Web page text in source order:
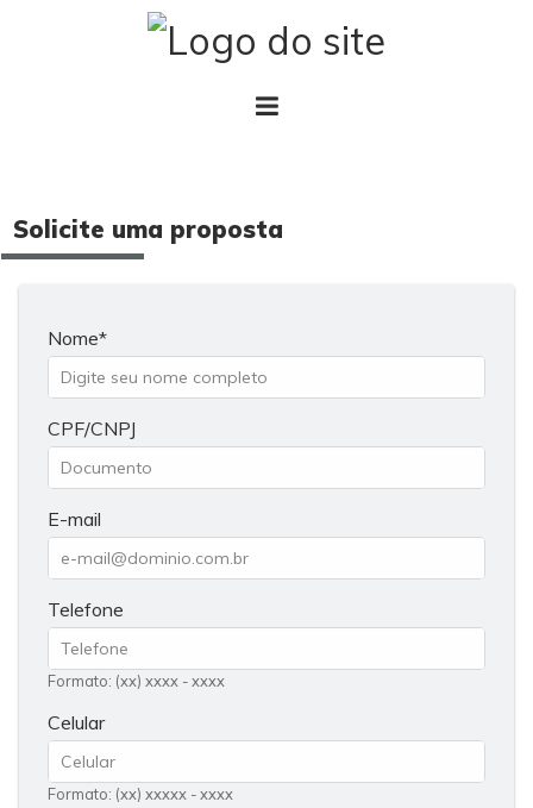
Solicite uma proposta
Nome
CPF/CNPJ
E-mail
Telefone
Formato: (xx) xxxx - xxxx
Celular
Formato: (xx) xxxxx - xxxx